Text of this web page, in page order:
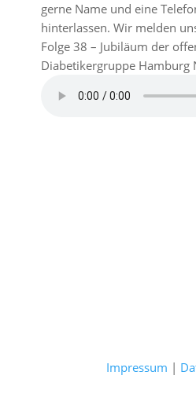
gerne Name und eine
hinterlassen. Wir melden
Folge 38 – Jubiläum der
Diabetikergruppe Hamburg
Impressum |